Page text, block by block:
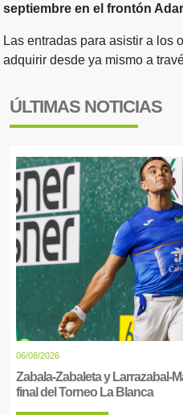
septiembre en el frontón
Las entradas para asistir a los
adquirir desde ya mismo a
ÚLTIMAS NOTICIAS
06/08/2026
Zabala-Zabaleta y Larrazabal-
final del Torneo La Blanca